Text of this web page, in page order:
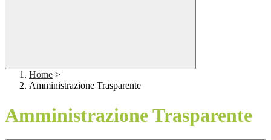
Home >
Amministrazione Trasparente
Amministrazione Trasparente